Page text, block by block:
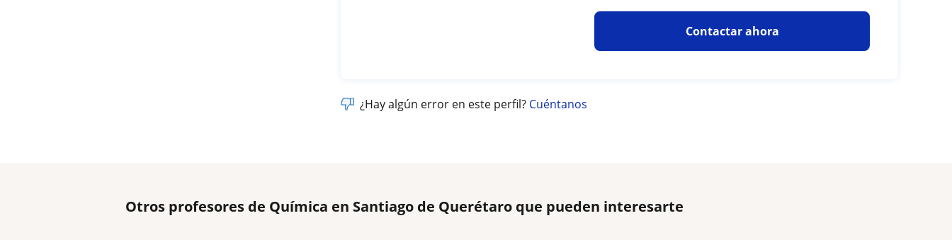
Contactar ahora
¿Hay algún error en este perfil? Cuéntanos
Otros profesores de Química en Santiago de Querétaro que pueden interesarte